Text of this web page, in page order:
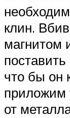
клин.
магнитом
что бы он
приложим
от